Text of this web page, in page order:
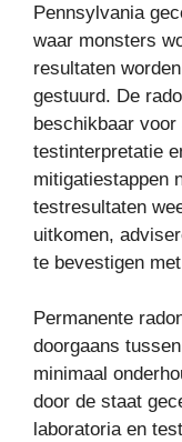
Pennsylvania
waar monsters
resultaten
gestuurd. De
beschikbaar
testinterpretatie
mitigatiestappen
testresultaten
uitkomen,
te bevestigen
Permanente
doorgaans
minimaal
door de staat
laboratoria en